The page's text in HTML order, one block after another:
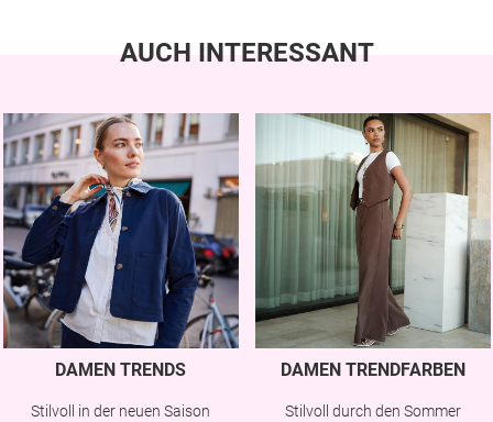
AUCH INTERESSANT
DAMEN TRENDS
Stilvoll in der neuen Saison
DAMEN TRENDFARBEN
Stilvoll durch den Sommer